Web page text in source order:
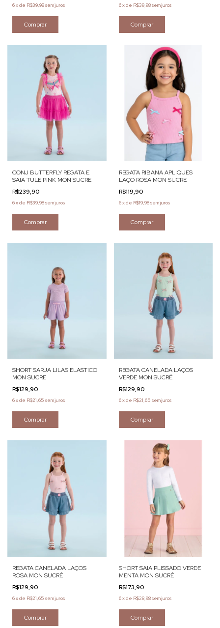
6xde R$39,98sem juros
Comprar
6xde R$39,98sem juros
Comprar
CONJ BUTTERFLY REGATA E
SAIA TULE PINK MON SUCRE
R$239,90
6xde R$39,98sem juros
Comprar
REGATA RIBANA APLIQUES
LAÇO ROSA MON SUCRE
R$119,90
6xde R$19,98sem juros
Comprar
SHORT SARJA LILAS ELASTICO
MON SUCRE
R$129,90
6xde R$21,65 sem juros
Comprar
REGATA CANELADA LAÇOS
VERDE MON SUCRÉ
R$129,90
6xde R$21,65 sem juros
Comprar
REGATA CANELADA LAÇOS
ROSA MON SUCRÉ
R$129,90
6xde R$21,65 sem juros
Comprar
SHORT SAIA PLISSADO VERDE
MENTA MON SUCRÉ
R$173,90
6xde R$28,98sem juros
Comprar